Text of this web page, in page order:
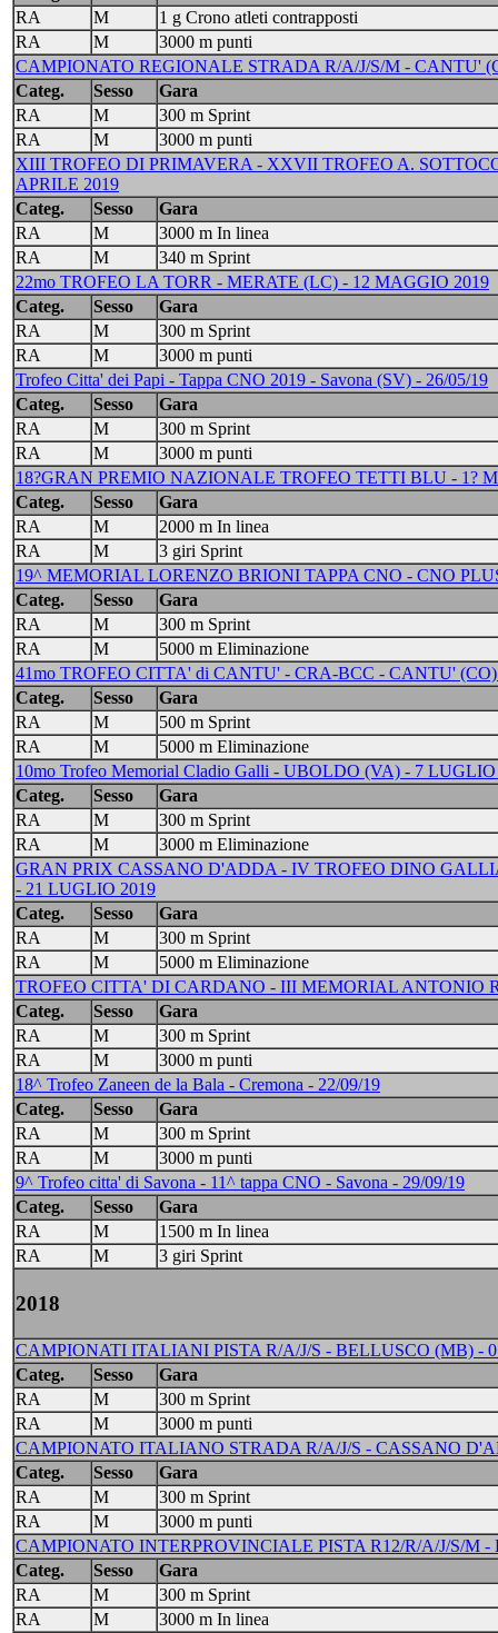
RA
M
1 g Crono atleti contrapposti
RA
M
3000 m punti
CAMPIONATO REGIONALE STRADA R/A/J/S/M - CANTU'
Categ.
Sesso
Gara
RA
M
300 m Sprint
RA
M
3000 m punti
XIII TROFEO DI PRIMAVERA - XXVII TROFEO A.
APRILE 2019
Categ.
Sesso
Gara
RA
M
3000 m In linea
RA
M
340 m Sprint
22mo TROFEO LA TORR - MERATE (LC) - 12 MAGGIO 2019
Categ.
Sesso
Gara
RA
M
300 m Sprint
RA
M
3000 m punti
Trofeo Citta' dei Papi - Tappa CNO 2019 - Savona (SV) - 26/05/19
Categ.
Sesso
Gara
RA
M
300 m Sprint
RA
M
3000 m punti
18?GRAN PREMIO NAZIONALE TROFEO TETTI BLU - 1?
Categ.
Sesso
Gara
RA
M
2000 m In linea
RA
M
3 giri Sprint
19^ MEMORIAL LORENZO BRIONI TAPPA CNO - CNO
Categ.
Sesso
Gara
RA
M
300 m Sprint
RA
M
5000 m Eliminazione
41mo TROFEO CITTA' di CANTU' - CRA-BCC - CANTU'
Categ.
Sesso
Gara
RA
M
500 m Sprint
RA
M
5000 m Eliminazione
10mo Trofeo Memorial Cladio Galli - UBOLDO (VA) - 7 LUGLIO
Categ.
Sesso
Gara
RA
M
300 m Sprint
RA
M
3000 m Eliminazione
GRAN PRIX CASSANO D'ADDA - IV TROFEO DINO
- 21 LUGLIO 2019
Categ.
Sesso
Gara
RA
M
300 m Sprint
RA
M
5000 m Eliminazione
TROFEO CITTA' DI CARDANO - III MEMORIAL ANTONIO
Categ.
Sesso
Gara
RA
M
300 m Sprint
RA
M
3000 m punti
18^ Trofeo Zaneen de la Bala - Cremona - 22/09/19
Categ.
Sesso
Gara
RA
M
300 m Sprint
RA
M
3000 m punti
9^ Trofeo citta' di Savona - 11^ tappa CNO - Savona - 29/09/19
Categ.
Sesso
Gara
RA
M
1500 m In linea
RA
M 3 giri Sprint
2018
CAMPIONATI ITALIANI PISTA R/A/J/S - BELLUSCO (MB) -
Categ.
Sesso
Gara
RA
M
300 m Sprint
RA
M
3000 m punti
CAMPIONATO ITALIANO STRADA R/A/J/S - CASSANO
Categ.
Sesso
Gara
RA
M
300 m Sprint
RA
M
3000 m punti
CAMPIONATO INTERPROVINCIALE PISTA R12/R/A/J/S/M
Categ.
Sesso
Gara
RA
M
300 m Sprint
RA
M
3000 m In linea